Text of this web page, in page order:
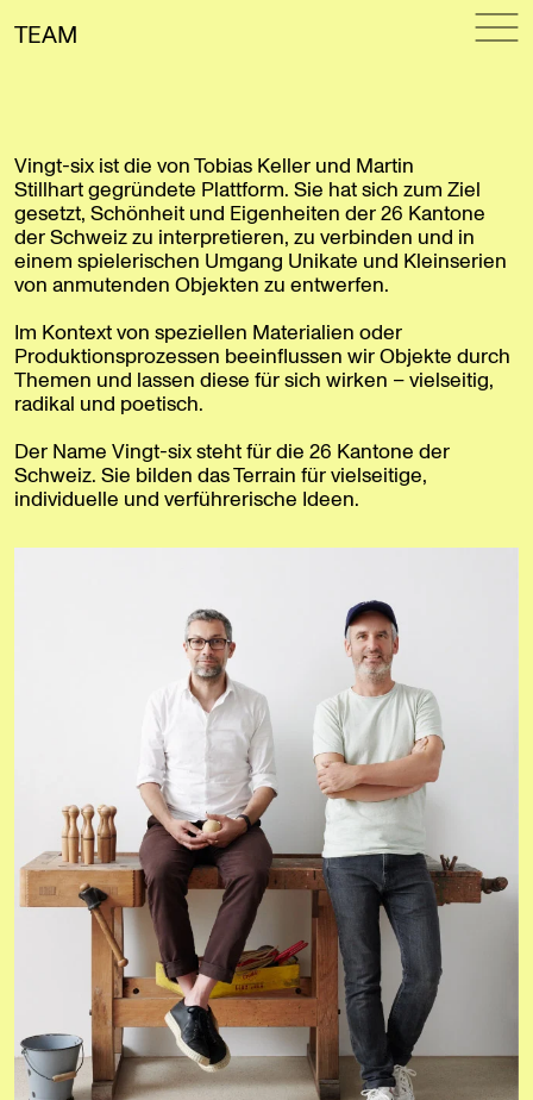
TEAM
Vingt-six ist die von Tobias Keller und Martin
Stillhart gegründete Plattform. Sie hat sich zum Ziel
gesetzt, Schönheit und Eigenheiten der 26 Kantone
der Schweiz zu interpretieren, zu verbinden und in
einem spielerischen Umgang Unikate und Kleinserien
von anmutenden Objekten zu entwerfen.
Im Kontext von speziellen Materialien oder
Produktionsprozessen beeinflussen wir Objekte durch
Themen und lassen diese für sich wirken – vielseitig,
radikal und poetisch.
Der Name Vingt-six steht für die 26 Kantone der
Schweiz. Sie bilden das Terrain für vielseitige,
individuelle und verführerische Ideen.